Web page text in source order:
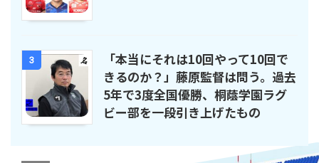
3
「本当にそれは10回やって10回で
きるのか？」藤原監督は問う。過去
5年で3度全国優勝、桐蔭学園ラグ
ビー部を一段引き上げたもの